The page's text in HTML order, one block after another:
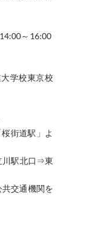
～16:00
学校東京校
街道駅」よ
川駅北口⇒東
交通機関を